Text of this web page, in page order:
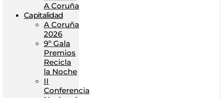
A Coruña
Capitalidad
A Coruña
2026
9º Gala
Premios
Recicla
la Noche
II
Conferencia